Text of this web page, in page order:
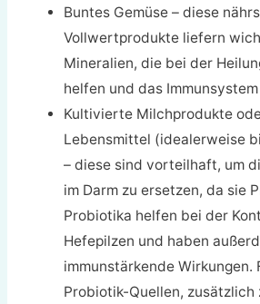
Buntes Gemüse – diese
Vollwertprodukte liefern
Mineralien, die bei der
helfen und das
Kultivierte Milchprodukte
Lebensmittel (idealerweise
– diese sind vorteilhaft, um
im Darm zu ersetzen, da sie
Probiotika helfen bei der
Hefepilzen und haben
immunstärkende Wirkungen.
Probiotik-Quellen, zusätzlich